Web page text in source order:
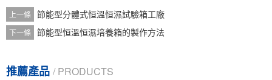
上一條 節能型分體式恒溫恒濕試驗箱工廠
下一條 節能型恒溫恒濕培養箱的製作方法
推薦產品 / PRODUCTS